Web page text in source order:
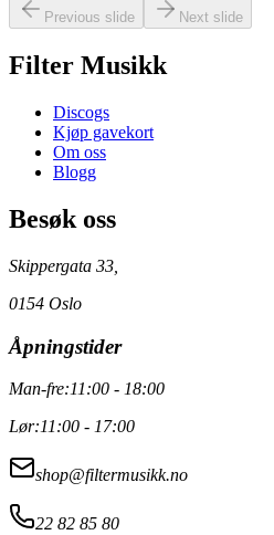
Previous slide Next slide
Filter Musikk
Discogs
Kjøp gavekort
Om oss
Blogg
Besøk oss
Skippergata 33,
0154 Oslo
Åpningstider
Man-fre:11:00 - 18:00
Lør:11:00 - 17:00
shop@filtermusikk.no
22 82 85 80